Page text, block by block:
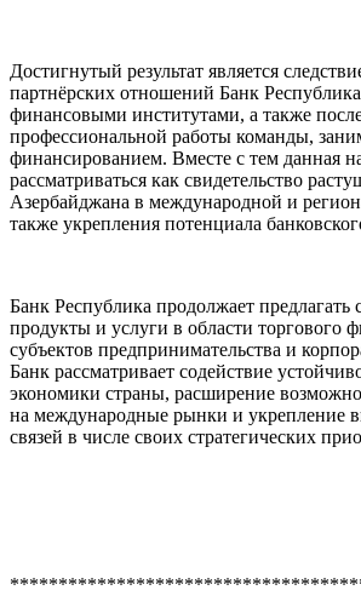
Достигнутый результат является
партнёрских отношений Банк
финансовыми институтами, а также
профессиональной работы команды,
финансированием. Вместе с тем данная
рассматриваться как свидетельство
Азербайджана в международной и
также укрепления потенциала
Банк Республика продолжает предлагать
продукты и услуги в области торгового
субъектов предпринимательства и
Банк рассматривает содействие
экономики страны, расширение
на международные рынки и укрепление
связей в числе своих стратегических